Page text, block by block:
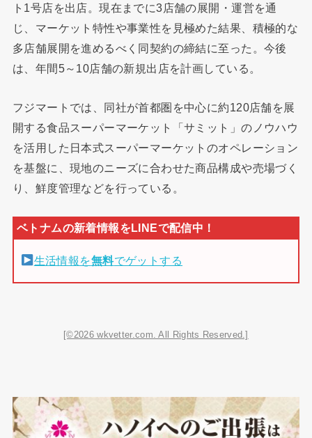
ト1号店を出店。現在までに3店舗の展開・運営を通
じ、マーケット特性や事業性を見極めた結果、積極的な
多店舗展開を進めるべく同契約の締結に至った。今後
は、年間5～10店舗の新規出店を計画している。
フジマートでは、同社が首都圏を中心に約120店舗を展
開する食品スーパーマーケット「サミット」のノウハウ
を活用した日本式スーパーマーケットのオペレーション
を基盤に、現地のニーズに合わせた商品構成や売場づく
り、鮮度管理などを行っている。
生活情報を無料でゲットする
[©2026 wkvetter.com. All Rights Reserved.]